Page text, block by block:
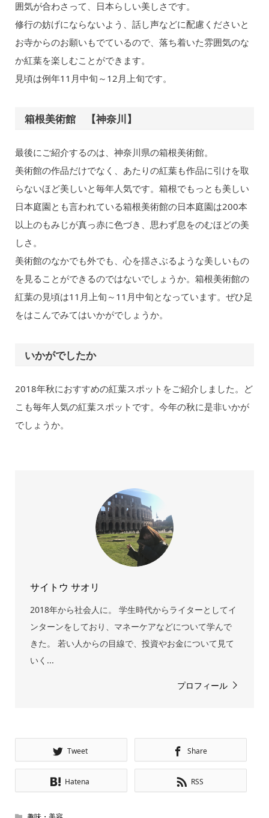
囲気が合わさって、日本らしい美しさです。
修行の妨げにならないよう、話し声などに配慮くださいと
お寺からのお願いもでているので、落ち着いた雰囲気のな
か紅葉を楽しむことができます。
見頃は例年11月中旬～12月上旬です。
箱根美術館 【神奈川】
最後にご紹介するのは、神奈川県の箱根美術館。
美術館の作品だけでなく、あたりの紅葉も作品に引けを取
らないほど美しいと毎年人気です。箱根でもっとも美しい
日本庭園とも言われている箱根美術館の日本庭園は200本
以上のもみじが真っ赤に色づき、思わず息をのむほどの美
しさ。
美術館のなかでも外でも、心を揺さぶるような美しいもの
を見ることができるのではないでしょうか。箱根美術館の
紅葉の見頃は11月上旬～11月中旬となっています。ぜひ足
をはこんでみてはいかがでしょうか。
いかがでしたか
2018年秋におすすめの紅葉スポットをご紹介しました。ど
こも毎年人気の紅葉スポットです。今年の秋に是非いかが
でしょうか。
サイトウ サオリ
2018年から社会人に。 学生時代からライターとしてイ
ンターンをしており、マネーケアなどについて学んで
きた。 若い人からの目線で、投資やお金について見て
いく...
プロフィール
Tweet Share
Hatena RSS